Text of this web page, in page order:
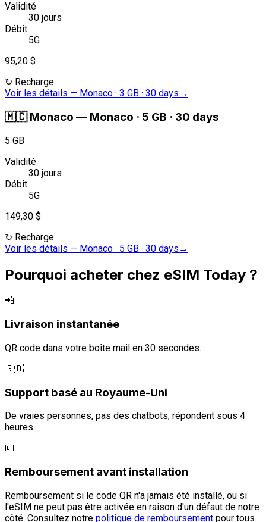
Validité
30 jours
Débit
5G
95,20 $
↻ Recharge
Voir les détails — Monaco · 3 GB · 30 days →
🇲🇨 Monaco — Monaco · 5 GB · 30 days
5 GB
Validité
30 jours
Débit
5G
149,30 $
↻ Recharge
Voir les détails — Monaco · 5 GB · 30 days →
Pourquoi acheter chez eSIM Today ?
📲
Livraison instantanée
QR code dans votre boîte mail en 30 secondes.
🇬🇧
Support basé au Royaume-Uni
De vraies personnes, pas des chatbots, répondent sous 4
heures.
💷
Remboursement avant installation
Remboursement si le code QR n'a jamais été installé, ou si
l'eSIM ne peut pas être activée en raison d'un défaut de notre
côté. Consultez notre politique de remboursement pour tous